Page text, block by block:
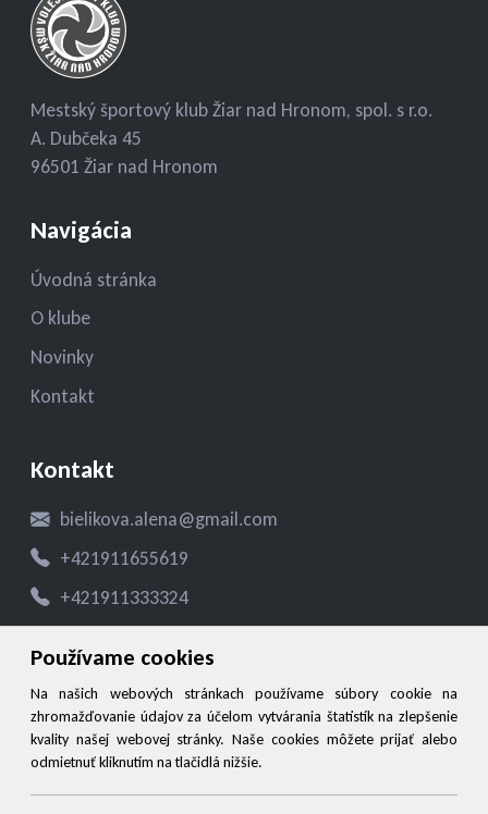
Používame cookies
Na našich webových stránkach používame súbory cookie na
zhromažďovanie údajov za účelom vytvárania štatistík na zlepšenie
kvality našej webovej stránky. Naše cookies môžete prijať alebo
odmietnuť kliknutím na tlačidlá nižšie.
Mestský športový klub Žiar nad Hronom, spol. s r.o.
A. Dubčeka 45
96501 Žiar nad Hronom
Navigácia
Úvodná stránka
O klube
Novinky
Kontakt
Kontakt
bielikova.alena@gmail.com
+421911655619
+421911333324
Social
Facebook
Instagram
WhatsApp